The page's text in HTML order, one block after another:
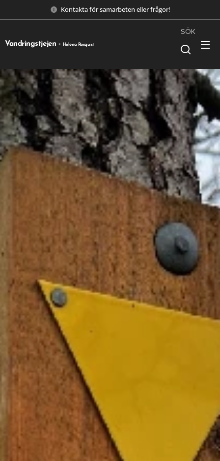
Kontakta för samarbeten eller frågor!
Vandringstjejen - Helena Rosquist
SÖK